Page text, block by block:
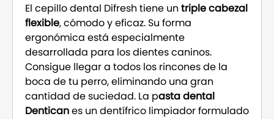
El cepillo dental Difresh tiene untriple cabezal
flexible, cómodo y eficaz. Su forma
ergonómica está especialmente
desarrollada para los dientes caninos.
Consigue llegar a todos los rincones de la
boca de tu perro, eliminando una gran
cantidad de suciedad. La pasta dental
Denticanes un dentífrico limpiador formulado